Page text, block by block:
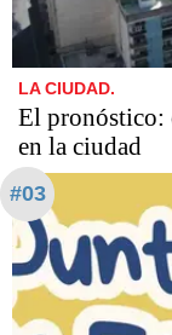
LA CIUDAD.
El pronóstico:
en la ciudad
#03